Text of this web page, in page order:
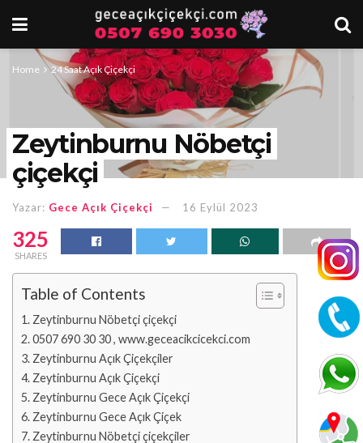
Home 24 Saat Açık Çiçekçi
Zeytinburnu Nöbetçi
çiçekçi
Yazar: Gece Açık Çiçekçi 16 Eylül 2023
325
SHARES
Table of Contents
Zeytinburnu Nöbetçi çiçekçi
0507 690 30 30 , www.geceacikcicekci.com
Zeytinburnu Açık Çiçekçiler
Zeytinburnu Açık Çiçekçi
Zeytinburnu Gece Açık Çiçekçi
Zeytinburnu Gece Açık Çiçek
Zeytinburnu Nöbetçi çiçekçiler